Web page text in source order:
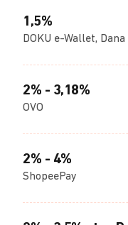
1,5%
DOKU e-Wallet, Dana
2% - 3,18%
OVO
2% - 4%
ShopeePay